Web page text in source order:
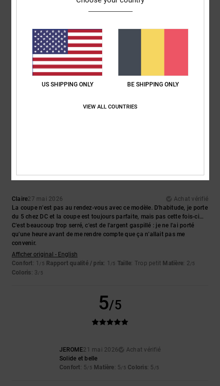
2 /5
28 mai 2026
Achat vérifié
La taille ne correspond pas du tout. Il faut prendre une taille au-
Claire27 mai 2026
Achat vérifié
La coupe n'est pas au rendez-vous avec ce modèle. D'habitude, je porte
du 5 chez DC et la coupe est toujours parfaite, mais pas cette fois-ci…
C'est beaucoup trop serré, c'est de l'argent gaspillé : je ne l'ai porté
qu'une heure avant de me rendre compte que ça n'allait pas me
convenir.
Afficher original - English
Confort: 1 /5 Rapport qualité / prix: 1 /5 Taille: Trop petit Matière: 2/5
Coloris: 3/5
5/5
JEROME21 mai 2026
Achat vérifié
Solide et belle
Confort: 5/5 Matière: 5/5 Coloris: 5 /5
US SHIPPING ONLY BE SHIPPING ONLY
VIEW ALL COUNTRIES